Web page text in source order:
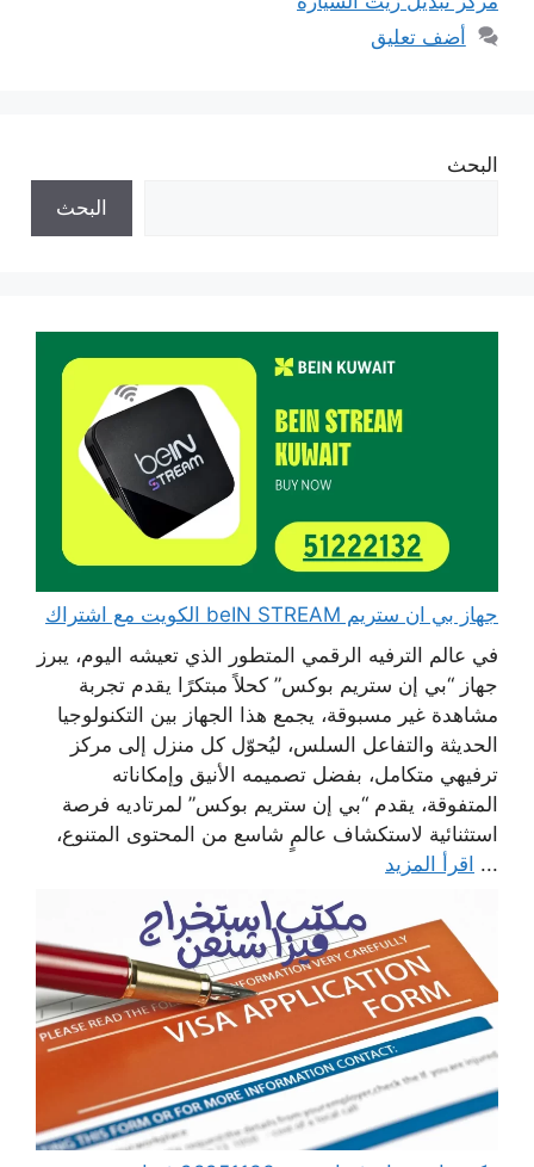
أضف تعليق
البحث
البحث
جهاز بي ان ستريم beIN STREAM الكويت مع اشتراك
في عالم الترفيه الرقمي المتطور الذي تعيشه اليوم، يبرز
جهاز “بي إن ستريم بوكس” كحلاً مبتكرًا يقدم تجربة
مشاهدة غير مسبوقة، يجمع هذا الجهاز بين التكنولوجيا
الحديثة والتفاعل السلس، ليُحوّل كل منزل إلى مركز
ترفيهي متكامل، بفضل تصميمه الأنيق وإمكاناته
المتفوقة، يقدم “بي إن ستريم بوكس” لمرتاديه فرصة
استثنائية لاستكشاف عالمٍ شاسع من المحتوى المتنوع،
... اقرأ المزيد